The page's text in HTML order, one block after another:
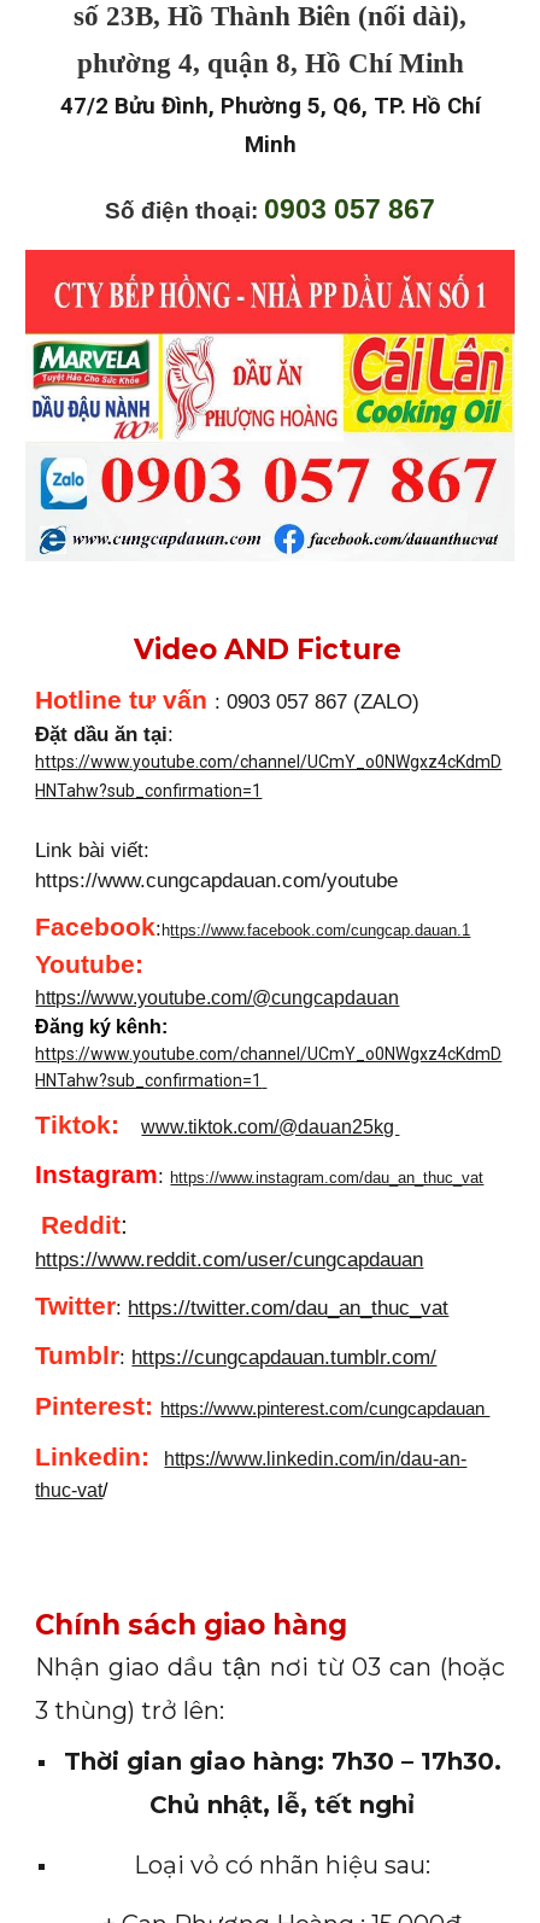
số 23B, Hồ Thành Biên (nối dài),
phường 4, quận 8, Hồ Chí Minh
47/2 Bửu Đình, Phường 5, Q6, TP. Hồ Chí
Minh
Số điện thoại: 0903 057 867
Video AND Ficture
Hotline tư vấn : 0903 057 867 (ZALO)
Đặt dầu ăn tại:
https://www.youtube.com/channel/UCmY_o0NWgxz4cKdmD
HNTahw?sub_confirmation=1
Link bài viết:
https://www.cungcapdauan.com/youtube
Facebook: https://www.facebook.com/cungcap.dauan.1
Youtube:
https://www.youtube.com/@cungcapdauan
Đăng ký kênh:
https://www.youtube.com/channel/UCmY_o0NWgxz4cKdmD
HNTahw?sub_confirmation=1
Tiktok:www.tiktok.com/@dauan25kg
Instagram: https://www.instagram.com/dau_an_thuc_vat
Reddit:
https://www.reddit.com/user/cungcapdauan
Twitter: https://twitter.com/dau_an_thuc_vat
Tumblr: https://cungcapdauan.tumblr.com/
Pinterest: https://www.pinterest.com/cungcapdauan
Linkedin:
https://www.linkedin.com/in/dau-an-
thuc-vat/
Chính sách giao hàng
Nhận giao dầu tận nơi từ 03 can (hoặc
3 thùng) trở lên:
Thời gian giao hàng: 7h30 – 17h30.
Chủ nhật, lễ, tết nghỉ
Loại vỏ có nhãn hiệu sau: